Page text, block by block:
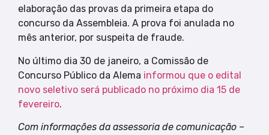
elaboração das provas da primeira etapa do
concurso da Assembleia. A prova foi anulada no
mês anterior, por suspeita de fraude.
No último dia 30 de janeiro, a Comissão de
Concurso Público da Alema informou que o edital
novo seletivo será publicado no próximo dia 15 de
fevereiro.
Com informações da assessoria de comunicação –